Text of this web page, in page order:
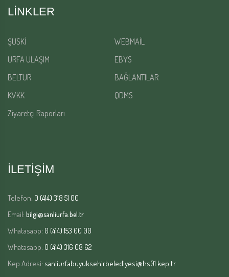
LINKLER
ŞUSKİ
WEBMAİL
URFA ULAŞIM
EBYS
BELTUR
BAĞLANTILAR
KVKK
QDMS
Ziyaretçi Raporları
İLETİŞİM
Telefon: 0 (414) 318 51 00
Email: bilgi@sanliurfa.bel.tr
Whatasapp: 0 (414) 153 00 00
Whatasapp: 0 (414) 316 08 62
Kep Adresi: sanliurfabuyuksehirbelediyesi@hs01.kep.tr